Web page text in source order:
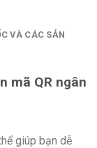
VÀ CÁC SẢN
mã QR ngân
giúp bạn dễ